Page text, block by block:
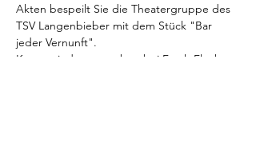
Akten bespeilt Sie die Theatergruppe des
TSV Langenbieber mit dem Stück "Bar
jeder Vernunft".
Karten sind zu erwerben bei Farah Fleck: